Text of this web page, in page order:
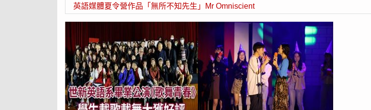
英語媒體夏令營作品「無所不知先生」Mr Omniscient